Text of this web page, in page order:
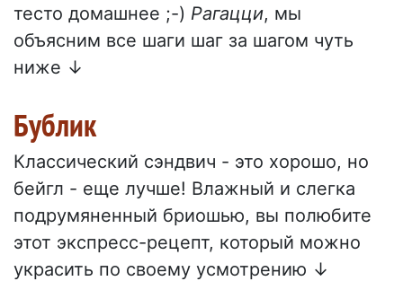
тесто домашнее ;-) Рагацци, мы
объясним все шаги шаг за шагом чуть
ниже ↓
Бублик
Классический сэндвич - это хорошо, но
бейгл - еще лучше! Влажный и слегка
подрумяненный бриошью, вы полюбите
этот экспресс-рецепт, который можно
украсить по своему усмотрению ↓